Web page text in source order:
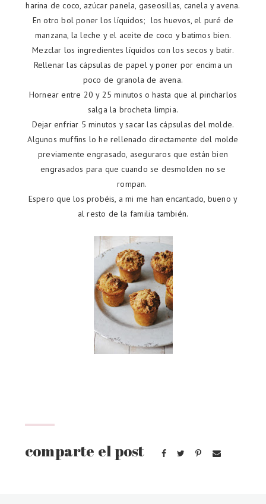
harina de coco, azúcar panela, gaseosillas, canela y avena.
En otro bol poner los líquidos; los huevos, el puré de
manzana, la leche y el aceite de coco y batimos bien.
Mezclar los ingredientes líquidos con los secos y batir.
Rellenar las cápsulas de papel y poner por encima un
poco de granola de avena.
Hornear entre 20 y 25 minutos o hasta que al pincharlos
salga la brocheta limpia.
Dejar enfriar 5 minutos y sacar las cápsulas del molde.
Algunos muffins lo he rellenado directamente del molde
previamente engrasado, aseguraros que están bien
engrasados para que cuando se desmolden no se
rompan.
Espero que los probéis, a mi me han encantado, bueno y
al resto de la familia también.